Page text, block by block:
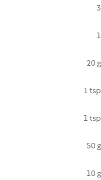
3
1
20 g
1 tsp
1 tsp
50 g
10 g